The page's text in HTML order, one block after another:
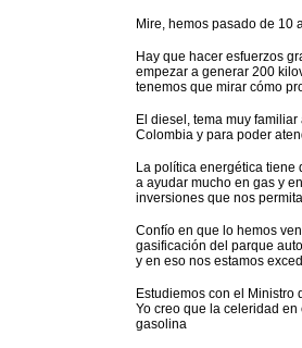
Mire, hemos pasado de 10
Hay que hacer esfuerzos
empezar a generar 200
tenemos que mirar cómo
El diesel, tema muy
Colombia y para poder
La política energética tiene
a ayudar mucho en gas y
inversiones que nos
Confío en que lo hemos
gasificación del parque
y en eso nos estamos
Estudiemos con el
Yo creo que la celeridad
gasolina